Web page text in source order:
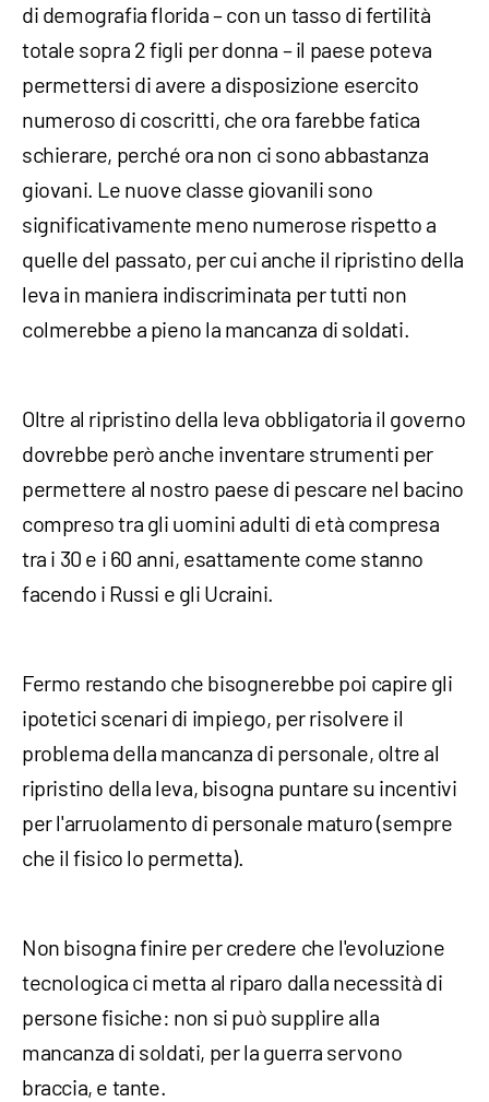
di demografia florida – con un tasso di fertilità
totale sopra 2 figli per donna – il paese poteva
permettersi di avere a disposizione esercito
numeroso di coscritti, che ora farebbe fatica
schierare, perché ora non ci sono abbastanza
giovani. Le nuove classe giovanili sono
significativamente meno numerose rispetto a
quelle del passato, per cui anche il ripristino della
leva in maniera indiscriminata per tutti non
colmerebbe a pieno la mancanza di soldati.
Oltre al ripristino della leva obbligatoria il governo
dovrebbe però anche inventare strumenti per
permettere al nostro paese di pescare nel bacino
compreso tra gli uomini adulti di età compresa
tra i 30 e i 60 anni, esattamente come stanno
facendo i Russi e gli Ucraini.
Fermo restando che bisognerebbe poi capire gli
ipotetici scenari di impiego, per risolvere il
problema della mancanza di personale, oltre al
ripristino della leva, bisogna puntare su incentivi
per l'arruolamento di personale maturo (sempre
che il fisico lo permetta).
Non bisogna finire per credere che l'evoluzione
tecnologica ci metta al riparo dalla necessità di
persone fisiche: non si può supplire alla
mancanza di soldati, per la guerra servono
braccia, e tante.